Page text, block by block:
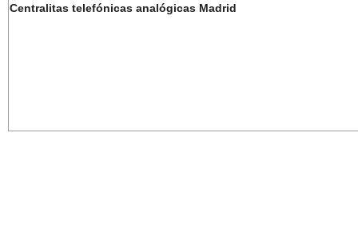
Centralitas telefónicas analógicas Madrid